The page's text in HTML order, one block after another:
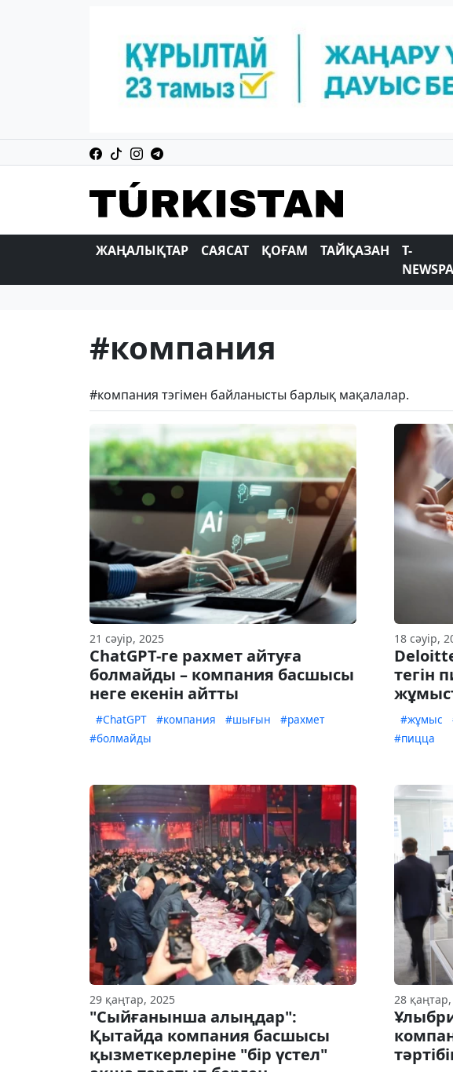
ЖАҢАЛЫҚТАР САЯСАТ ҚОҒАМ ТАЙҚАЗАН
T-
#компания
#компания тэгімен байланысты барлық мақалалар.
21 сәуір, 2025
ChatGPT-ге рахмет айтуға
болмайды – компания басшысы
неге екенін айтты
#ChatGPT #компания #шығын
#рахмет
#болмайды
18 сәуір,
тегін
#жұмыс
#пицца
29 қаңтар, 2025
"Сыйғанынша алыңдар":
Қытайда компания басшысы
қызметкерлеріне "бір үстел"
28